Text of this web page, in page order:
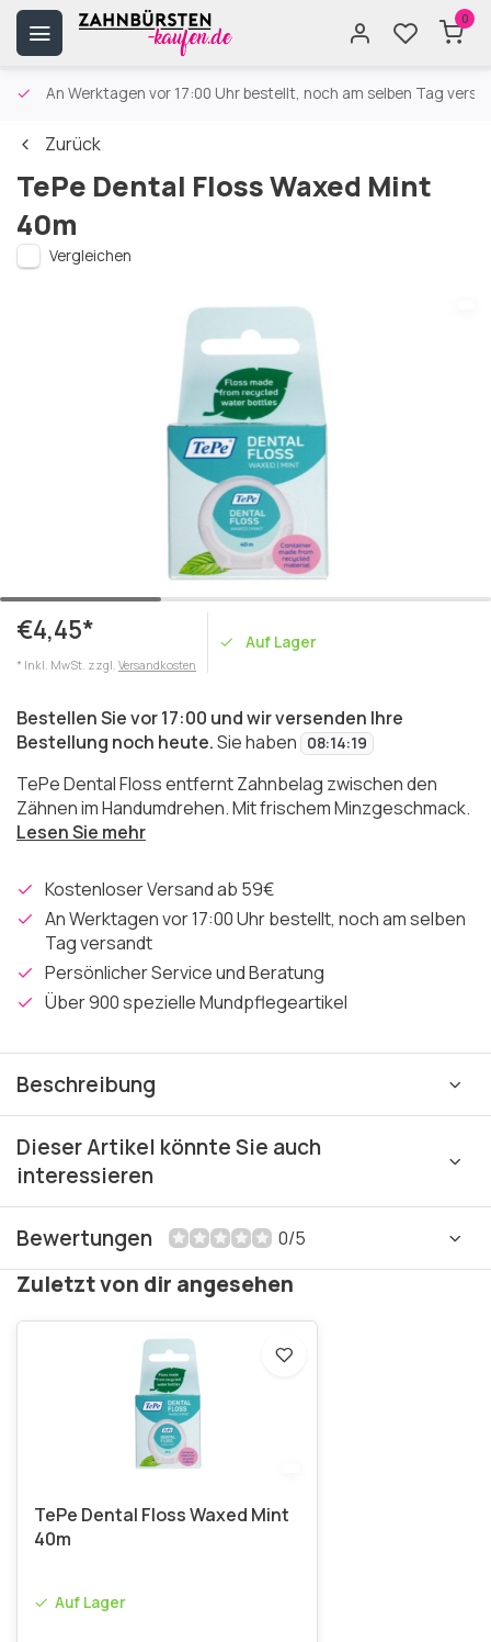
0
An Werktagen vor 17:00 Uhr bestellt, noch am selben Tag
Zurück
TePe Dental Floss Waxed Mint
40m
Vergleichen
€4,45*
* Inkl. MwSt. zzgl. Versandkosten
Auf Lager
Bestellen Sie vor 17:00 und wir versenden Ihre
Bestellung noch heute.Sie haben 08:14:19
TePe Dental Floss entfernt Zahnbelag zwischen den
Zähnen im Handumdrehen. Mit frischem Minzgeschmack.
Lesen Sie mehr
Kostenloser Versand ab 59€
An Werktagen vor 17:00 Uhr bestellt, noch am selben
Tag versandt
Persönlicher Service und Beratung
Über 900 spezielle Mundpflegeartikel
Beschreibung
Dieser Artikel könnte Sie auch
interessieren
Bewertungen 0/5
Zuletzt von dir angesehen
TePe Dental Floss Waxed Mint
40m
Auf Lager